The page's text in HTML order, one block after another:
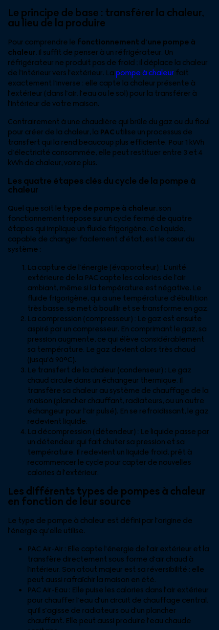
Le principe de base : transférer la chaleur,
au lieu de la produire
Pour comprendre le fonctionnement d’une pompe à
chaleur, il suffit de penser à un réfrigérateur. Un
réfrigérateur ne produit pas de froid ; il déplace la chaleur
de l’intérieur vers l’extérieur. Lapompe à chaleurfait
exactement l’inverse : elle capte la chaleur présente à
l’extérieur (dans l’air, l’eau ou le sol) pour la transférer à
l’intérieur de votre maison.
Contrairement à une chaudière qui brûle du gaz ou du fioul
pour créer de la chaleur, la PAC utilise un processus de
transfert qui la rend beaucoup plus efficiente. Pour 1 kWh
d’électricité consommée, elle peut restituer entre 3 et 4
kWh de chaleur, voire plus.
Les quatre étapes clés du cycle de la pompe à
chaleur
Quel que soit le type de pompe à chaleur, son
fonctionnement repose sur un cycle fermé de quatre
étapes qui implique un fluide frigorigène. Ce liquide,
capable de changer facilement d’état, est le cœur du
système :
La capture de l’énergie (évaporateur) : L’unité
extérieure de la PAC capte les calories de l’air
ambiant, même si la température est négative. Le
fluide frigorigène, qui a une température d’ébullition
très basse, se met à bouillir et se transforme en gaz.
La compression (compresseur) : Le gaz est ensuite
aspiré par un compresseur. En comprimant le gaz, sa
pression augmente, ce qui élève considérablement
sa température. Le gaz devient alors très chaud
(jusqu’à 90°C).
Le transfert de la chaleur (condenseur) : Le gaz
chaud circule dans un échangeur thermique. Il
transfère sa chaleur au système de chauffage de la
maison (plancher chauffant, radiateurs, ou un autre
échangeur pour l’air pulsé). En se refroidissant, le gaz
redevient liquide.
La décompression (détendeur) : Le liquide passe par
un détendeur qui fait chuter sa pression et sa
température. Il redevient un liquide froid, prêt à
recommencer le cycle pour capter de nouvelles
calories à l’extérieur.
Les différents types de pompes à chaleur
en fonction de leur source
Le type de pompe à chaleur est défini par l’origine de
l’énergie qu’elle utilise.
PAC Air-Air : Elle capte l’énergie de l’air extérieur et la
transfère directement sous forme d’air chaud à
l’intérieur. Son atout majeur est sa réversibilité : elle
peut aussi rafraîchir la maison en été.
PAC Air-Eau : Elle puise les calories dans l’air extérieur
pour chauffer l’eau d’un circuit de chauffage central,
qu’il s’agisse de radiateurs ou d’un plancher
chauffant. Elle peut aussi produire l’eau chaude